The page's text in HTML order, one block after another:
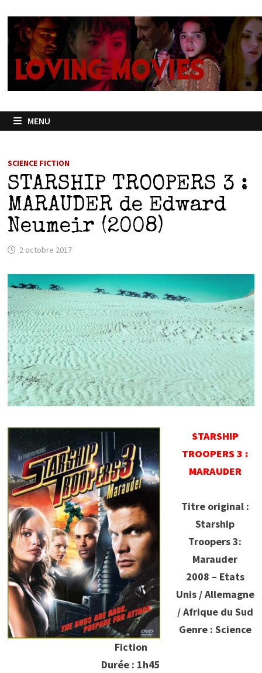
contenu
MENU
SCIENCE FICTION
STARSHIP TROOPERS 3 :
MARAUDER de Edward
Neumeir (2008)
2 octobre 2017
STARSHIP
TROOPERS 3 :
MARAUDER
Titre original :
Starship
Troopers 3:
Marauder
2008 – Etats
Unis / Allemagne
/ Afrique du Sud
Genre : Science
Fiction
Durée : 1h45